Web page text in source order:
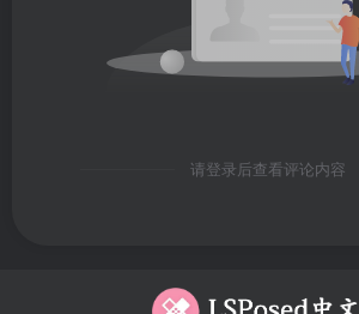
请登录后查看评论内容